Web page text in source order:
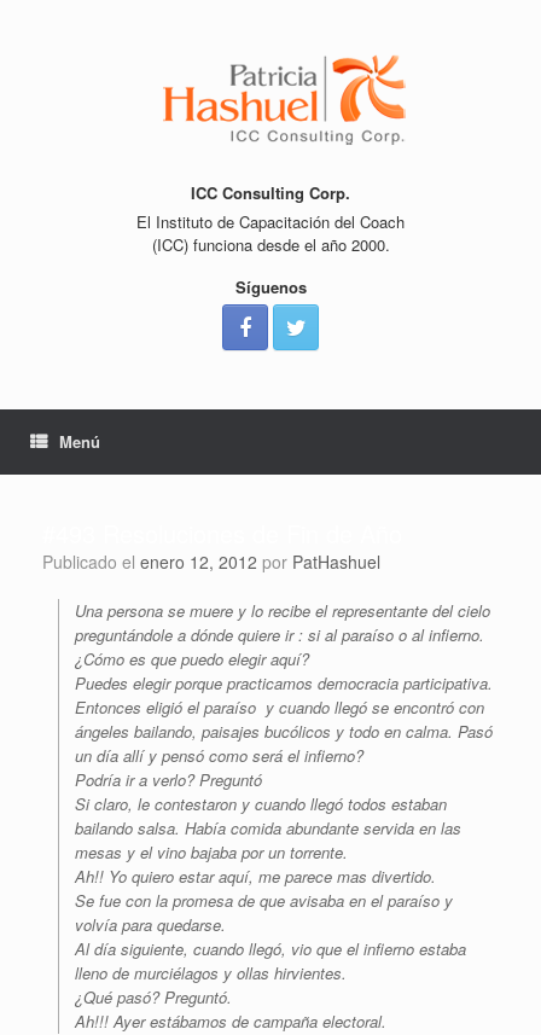
ICC Consulting Corp.
El Instituto de Capacitación del Coach
(ICC) funciona desde el año 2000.
Síguenos
Menú
Publicado el enero 12, 2012 por PatHashuel
Una persona se muere y lo recibe el representante del cielo
preguntándole a dónde quiere ir : si al paraíso o al infierno.
¿Cómo es que puedo elegir aquí?
Puedes elegir porque practicamos democracia participativa.
Entonces eligió el paraíso y cuando llegó se encontró con
ángeles bailando, paisajes bucólicos y todo en calma. Pasó
un día allí y pensó como será el infierno?
Podría ir a verlo? Preguntó
Si claro, le contestaron y cuando llegó todos estaban
bailando salsa. Había comida abundante servida en las
mesas y el vino bajaba por un torrente.
Ah!! Yo quiero estar aquí, me parece mas divertido.
Se fue con la promesa de que avisaba en el paraíso y
volvía para quedarse.
Al día siguiente, cuando llegó, vio que el infierno estaba
lleno de murciélagos y ollas hirvientes.
¿Qué pasó? Preguntó.
Ah!!! Ayer estábamos de campaña electoral.